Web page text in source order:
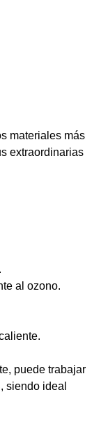
materiales más
extraordinarias
al ozono.
puede trabajar
, siendo ideal